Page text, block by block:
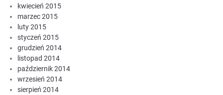
kwiecień 2015
marzec 2015
luty 2015
styczeń 2015
grudzień 2014
listopad 2014
październik 2014
wrzesień 2014
sierpień 2014